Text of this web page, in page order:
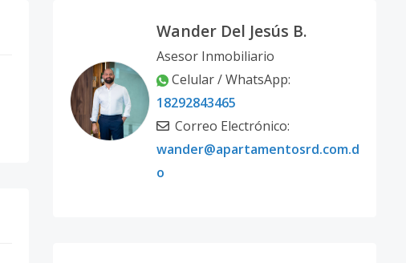
Wander Del Jesús B.
Asesor Inmobiliario
Celular / WhatsApp:
18292843465
Correo Electrónico:
wander@apartamentosrd.com.d
o